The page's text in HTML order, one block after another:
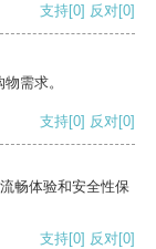
支持[0] 反对[0]
需求。
支持[0] 反对[0]
畅体验和安全性保
支持[0] 反对[0]